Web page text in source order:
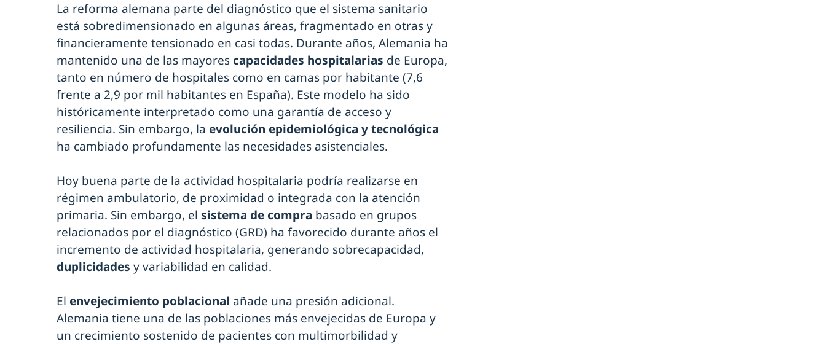
La reforma alemana parte del diagnóstico que el sistema sanitario
está sobredimensionado en algunas áreas, fragmentado en otras y
financieramente tensionado en casi todas. Durante años, Alemania ha
mantenido una de las mayores capacidades hospitalarias de Europa,
tanto en número de hospitales como en camas por habitante (7,6
frente a 2,9 por mil habitantes en España). Este modelo ha sido
históricamente interpretado como una garantía de acceso y
resiliencia. Sin embargo, la evolución epidemiológica y tecnológica
ha cambiado profundamente las necesidades asistenciales.
Hoy buena parte de la actividad hospitalaria podría realizarse en
régimen ambulatorio, de proximidad o integrada con la atención
primaria. Sin embargo, el sistema de compra basado en grupos
relacionados por el diagnóstico (GRD) ha favorecido durante años el
incremento de actividad hospitalaria, generando sobrecapacidad,
duplicidades y variabilidad en calidad.
El envejecimiento poblacional añade una presión adicional.
Alemania tiene una de las poblaciones más envejecidas de Europa y
un crecimiento sostenido de pacientes con multimorbilidad y